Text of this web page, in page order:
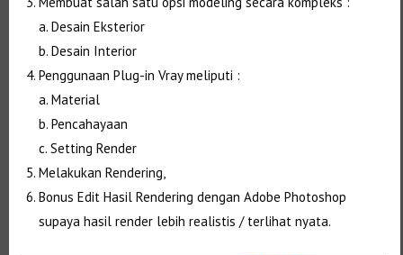
a. Desain Eksterior
b. Desain Interior
Penggunaan Plug-in Vray meliputi :
a. Material
b. Pencahayaan
c. Setting Render
Melakukan Rendering,
Bonus Edit Hasil Rendering dengan Adobe Photoshop
supaya hasil render lebih realistis / terlihat nyata.